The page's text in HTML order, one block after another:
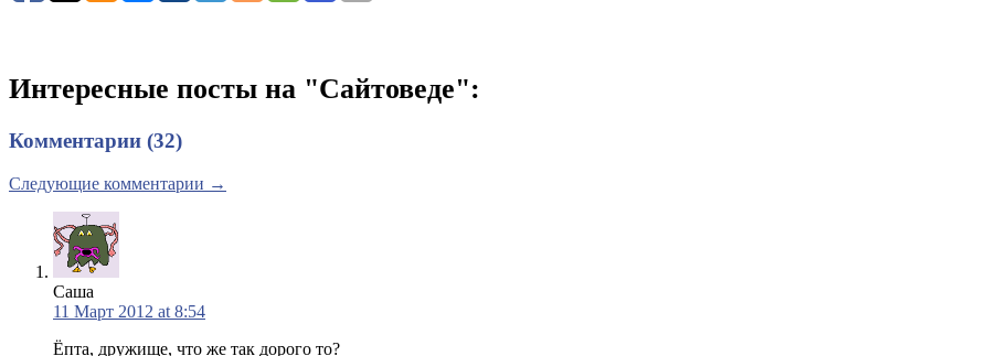
Интересные посты на "Сайтоведе":
Комментарии (32)
Следующие комментарии →
Саша
11 Март 2012 at 8:54
Ёпта, дружище, что же так дорого то?